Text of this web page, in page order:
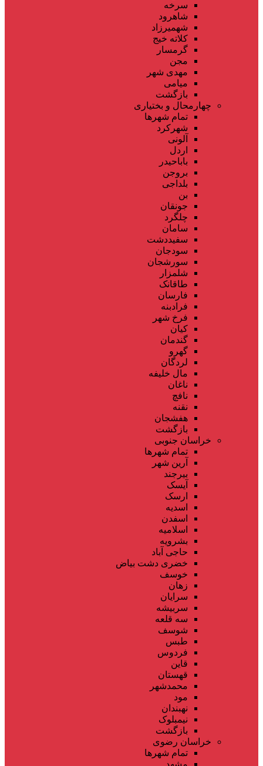
سرخه
شاهرود
شهمیرزاد
کلاته خیج
گرمسار
مجن
مهدی شهر
میامی
بازگشت
چهارمحال و بختیاری
تمام شهر‌ها
شهرکرد
آلونی
اردل
باباحیدر
بروجن
بلداجی
بن
جونقان
چلگرد
سامان
سفیددشت
سودجان
سورشجان
شلمزار
طاقانک
فارسان
فرادبنه
فرخ شهر
کیان
گندمان
گهرو
لردگان
مال خلیفه
ناغان
نافچ
نقنه
هفشجان
بازگشت
خراسان جنوبی
تمام شهر‌ها
آرین شهر
بیرجند
آیسک
ارسک
اسدیه
اسفدن
اسلامیه
بشرویه
حاجی آباد
خضری دشت بیاض
خوسف
زهان
سرایان
سربیشه
سه قلعه
شوسف
طبس
فردوس
قاین
قهستان
محمدشهر
مود
نهبندان
نیمبلوک
بازگشت
خراسان رضوی
تمام شهر‌ها
مشهد